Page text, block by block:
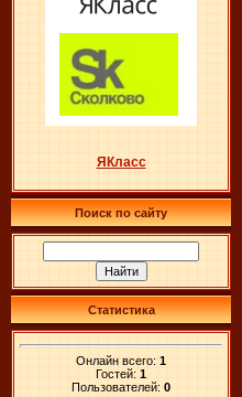
ЯКласс
Поиск по сайту
Статистика
Онлайн всего: 1
Гостей: 1
Пользователей: 0